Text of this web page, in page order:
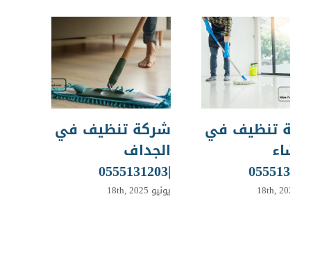
شركة تنظيف في
الجداف
|0555131203
يونيو 18th, 2025
تنظيف في